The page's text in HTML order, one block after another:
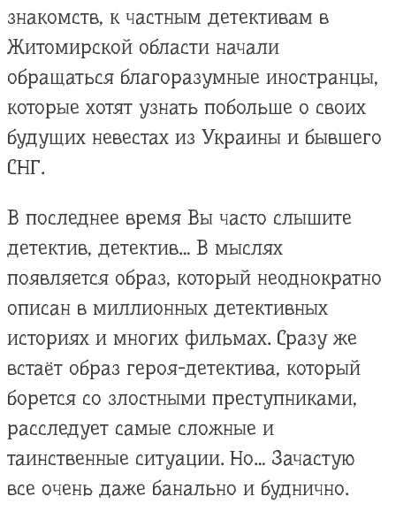
знакомств, к частным детективам в
Житомирской области начали
обращаться благоразумные иностранцы,
которые хотят узнать побольше о своих
будущих невестах из Украины и бывшего
СНГ.
В последнее время Вы часто слышите
детектив, детектив… В мыслях
появляется образ, который неоднократно
описан в миллионных детективных
историях и многих фильмах. Сразу же
встаёт образ героя-детектива, который
борется со злостными преступниками,
расследует самые сложные и
таинственные ситуации. Но… Зачастую
все очень даже банально и буднично.